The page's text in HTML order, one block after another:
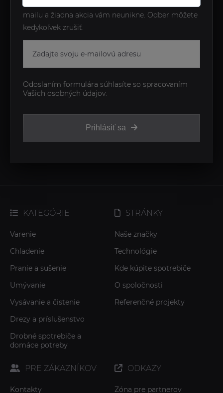
mailu a žiadna akcia vám neunikne. Odber môžete
kedykoľvek zrušiť.
Prihlásiť sa
Odoslaním formulára súhlasíte so spracovaním
Vašich osobných údajov.
KATEGÓRIE
Varenie
Chladenie
Pranie a sušenie
Umývanie
Vysávanie a čistenie
Drezy a príslušenstvo
Drobné spotrebiče a
domáce potreby
STRÁNKY
Naše značky
Technológie
Kde kúpite spotrebiče
O spoločnosti
Referenčné projekty
PRE ZÁKAZNÍKOV
Kontakty
ODKAZY
Zóna pre partnerov